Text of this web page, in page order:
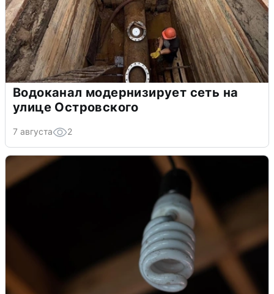
Водоканал модернизирует сеть на
улице Островского
7 августа 2